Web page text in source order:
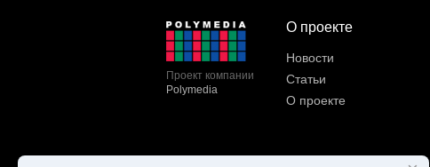
Проект компании
Polymedia
О проекте
Новости
Статьи
О проекте